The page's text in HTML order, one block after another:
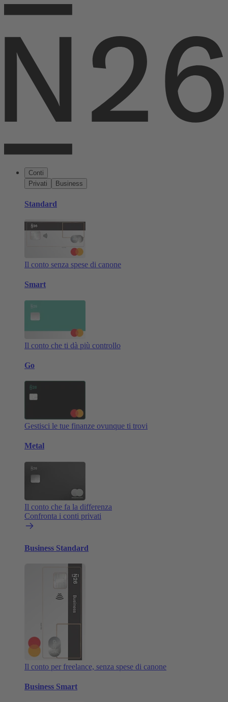
Conti
Privati
Business
Standard
Il conto senza spese di canone
Smart
Il conto che ti dà più controllo
Go
Gestisci le tue finanze ovunque ti trovi
Metal
Il conto che fa la differenza
Confronta i conti privati
Business Standard
Il conto per freelance, senza spese di canone
Business Smart